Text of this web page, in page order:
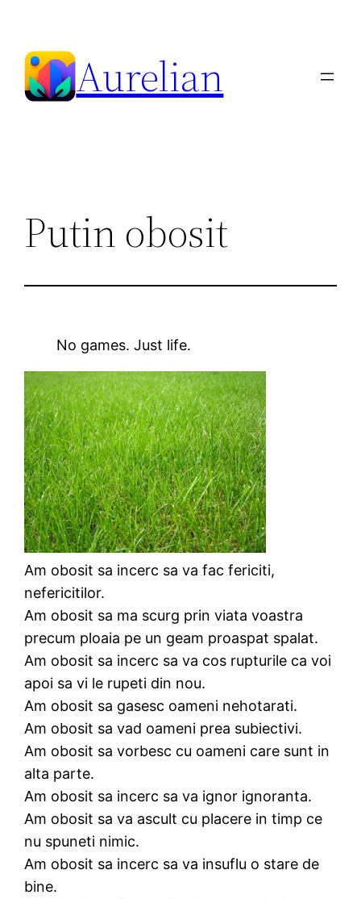
content
Aurelian
Putin obosit
No games. Just life.
Am obosit sa incerc sa va fac fericiti,
nefericitilor.
Am obosit sa ma scurg prin viata voastra
precum ploaia pe un geam proaspat spalat.
Am obosit sa incerc sa va cos rupturile ca voi
apoi sa vi le rupeti din nou.
Am obosit sa gasesc oameni nehotarati.
Am obosit sa vad oameni prea subiectivi.
Am obosit sa vorbesc cu oameni care sunt in
alta parte.
Am obosit sa incerc sa va ignor ignoranta.
Am obosit sa va ascult cu placere in timp ce
nu spuneti nimic.
Am obosit sa incerc sa va insuflu o stare de
bine.